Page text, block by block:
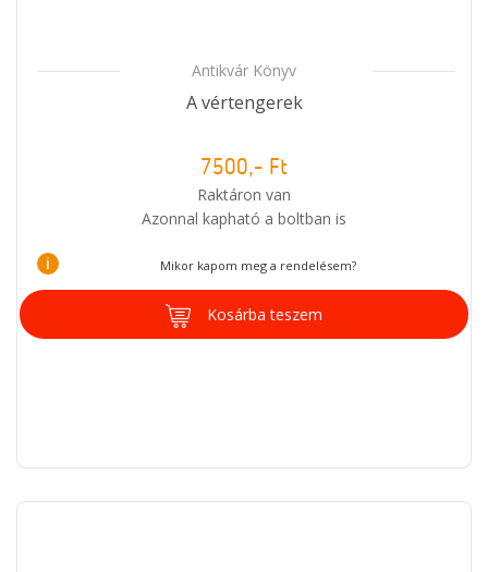
Antikvár Könyv
A vértengerek
7500,- Ft
Raktáron van
Azonnal kapható a boltban is
i Mikor kapom meg a rendelésem?
Kosárba teszem